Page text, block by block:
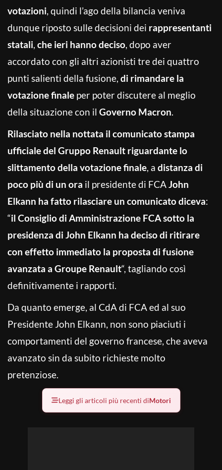
votazioni, quindi l’ago della bilancia veniva
dunque riposto sulle decisioni dei rappresentanti
statali, che ieri hanno deciso, dopo aver
accordato con gli altri azionisti tre dei quattro
punti salienti della fusione, di rimandare la
votazione finale per poter discutere al meglio
della situazione con il Governo Macron.
Rilasciato nella nottata il comunicato stampa
ufficiale del Gruppo Renault riguardante lo
slittamento della votazione finale, a distanza di
poco più di un ora il presidente di FCAJohn
Elkann ha fatto rilasciare un comunicato diceva:
“il Consiglio di Amministrazione FCA sotto la
presidenza di John Elkann ha deciso di ritirare
con effetto immediato la proposta di fusione
avanzata a Groupe Renault“, tagliando così
definitivamente i rapporti.
Da quanto emerge, al CdA di FCA ed al suo
Presidente John Elkann, non sono piaciuti i
comportamenti del governo francese, che aveva
avanzato sin da subito richieste molto
pretenziose.
Leggi gli articoli più recenti diMotori